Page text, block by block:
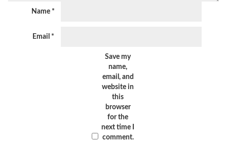
Name *
Email *
Save my
name,
email, and
website in
this
browser
for the
next time I
comment.